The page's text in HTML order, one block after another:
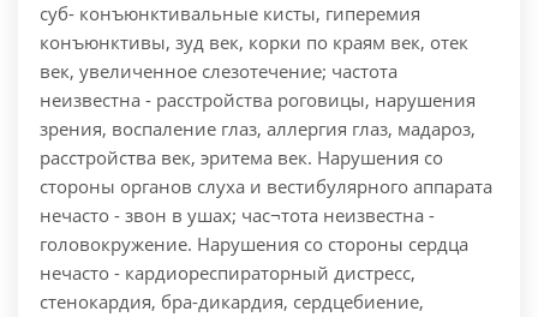
суб- конъюнктивальные кисты, гиперемия
конъюнктивы, зуд век, корки по краям век, отек
век, увеличенное слезотечение; частота
неизвестна - расстройства роговицы, нарушения
зрения, воспаление глаз, аллергия глаз, мадароз,
расстройства век, эритема век. Нарушения со
стороны органов слуха и вестибулярного аппарата
нечасто - звон в ушах; час¬тота неизвестна -
головокружение. Нарушения со стороны сердца
нечасто - кардиореспираторный дистресс,
стенокардия, бра-дикардия, сердцебиение,